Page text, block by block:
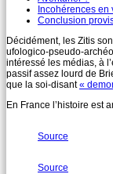
Incohérences en
Conclusion
Décidément, les Zitis
ufologico-pseudo-
intéressé les médias, à
passif assez lourd de
que la soi-disant«
En France l’histoire est
Source
Source